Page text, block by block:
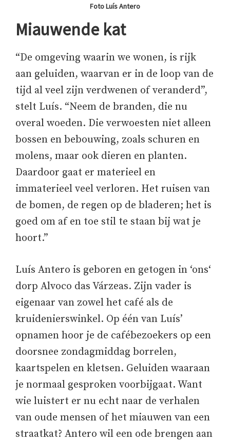
Foto Luís Antero
Miauwende kat
“De omgeving waarin we wonen, is rijk
aan geluiden, waarvan er in de loop van de
tijd al veel zijn verdwenen of veranderd”,
stelt Luís. “Neem de branden, die nu
overal woeden. Die verwoesten niet alleen
bossen en bebouwing, zoals schuren en
molens, maar ook dieren en planten.
Daardoor gaat er materieel en
immaterieel veel verloren. Het ruisen van
de bomen, de regen op de bladeren; het is
goed om af en toe stil te staan bij wat je
hoort.”
Luís Antero is geboren en getogen in ‘ons‘
dorp Alvoco das Várzeas. Zijn vader is
eigenaar van zowel het café als de
kruidenierswinkel. Op één van Luís’
opnamen hoor je de cafébezoekers op een
doorsnee zondagmiddag borrelen,
kaartspelen en kletsen. Geluiden waaraan
je normaal gesproken voorbijgaat. Want
wie luistert er nu echt naar de verhalen
van oude mensen of het miauwen van een
straatkat? Antero wil een ode brengen aan